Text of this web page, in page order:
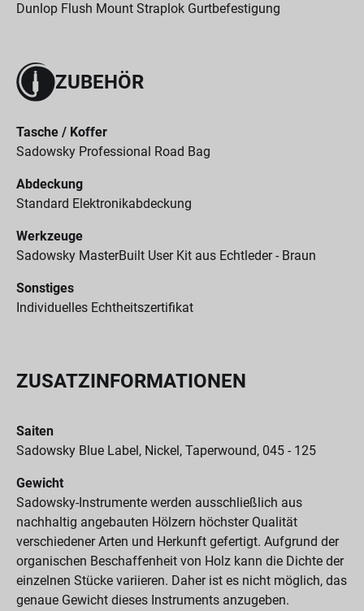
Dunlop Flush Mount Straplok Gurtbefestigung
ZUBEHÖR
Tasche / Koffer
Sadowsky Professional Road Bag
Abdeckung
Standard Elektronikabdeckung
Werkzeuge
Sadowsky MasterBuilt User Kit aus Echtleder - Braun
Sonstiges
Individuelles Echtheitszertifikat
ZUSATZINFORMATIONEN
Saiten
Sadowsky Blue Label, Nickel, Taperwound, 045 - 125
Gewicht
Sadowsky-Instrumente werden ausschließlich aus
nachhaltig angebauten Hölzern höchster Qualität
verschiedener Arten und Herkunft gefertigt. Aufgrund der
organischen Beschaffenheit von Holz kann die Dichte der
einzelnen Stücke variieren. Daher ist es nicht möglich, das
genaue Gewicht dieses Instruments anzugeben.